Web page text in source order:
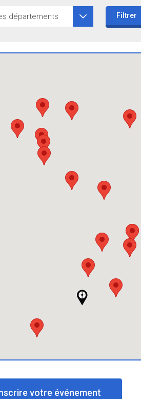
Filtrer
votre événement